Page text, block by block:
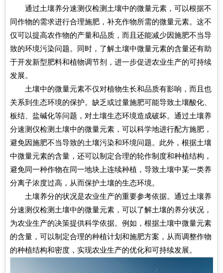
通过土壤养分速测仪检测土壤中的微量元素，可以根据不
同作物的需求进行合理施肥，补充作物所需的微量元素。这不
仅可以提高农作物的产量和品质，而且还能减少因施肥不当导
致的环境污染问题。同时，了解土壤中微量元素的含量还有助
于开发新型肥料和植物调节剂，进一步促进农业生产的可持续
发展。
土壤中的微量元素不仅对植物生长和品质有影响，而且也
关系到生态环境的保护。缺乏或过量施肥可能导致土壤酸化、
板结、盐碱化等问题，对土壤生态环境造成破坏。通过土壤养
分速测仪检测土壤中的微量元素，可以科学地进行配方施肥，
避免因施肥不当导致的土壤污染和环境问题。此外，根据土壤
中微量元素的含量，还可以制定合理的轮作制度和种植结构，
避免同一种作物在同一地块上连续种植，导致土壤中某一类养
分离子浓度过高，从而保护土壤的生态环境。
土壤养分的状况是农业生产的重要参考依据。通过土壤养
分速测仪检测土壤中的微量元素，可以了解土壤的养分状况，
为农业生产的决策提供科学依据。例如，根据土壤中微量元素
的含量，可以制定合理的种植计划和施肥方案，从而调整作物
的种植结构和密度，实现农业生产的优化和可持续发展。